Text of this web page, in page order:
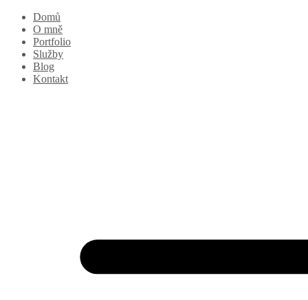
Domů
O mně
Portfolio
Služby
Blog
Kontakt